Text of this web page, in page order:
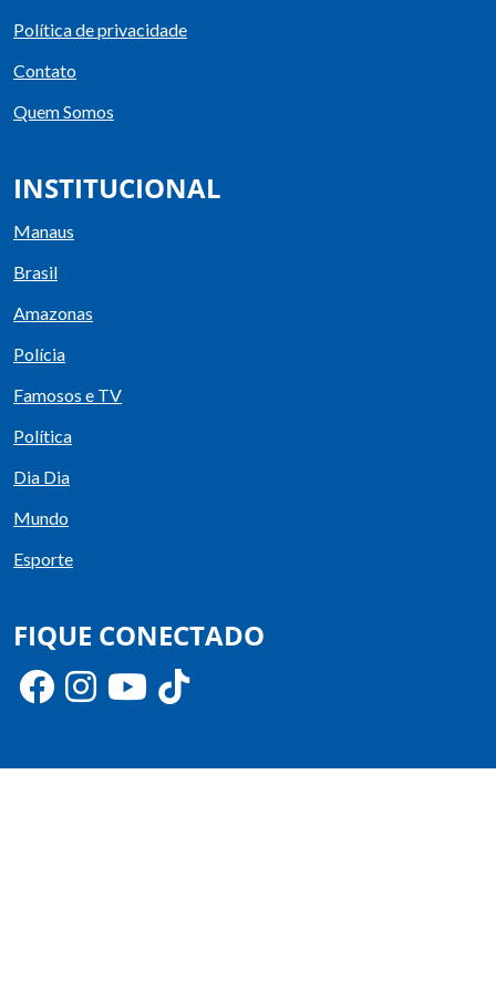
Política de privacidade
Contato
Quem Somos
INSTITUCIONAL
Manaus
Brasil
Amazonas
Polícia
Famosos e TV
Política
Dia Dia
Mundo
Esporte
FIQUE CONECTADO